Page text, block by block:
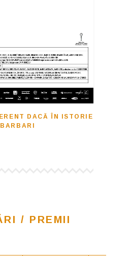
DACĂ ÎN ISTORIE
/ PREMII